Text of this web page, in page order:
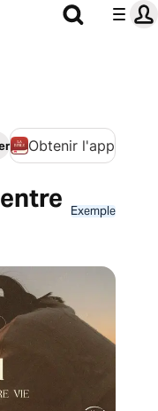
Obtenir l'app
Exemple